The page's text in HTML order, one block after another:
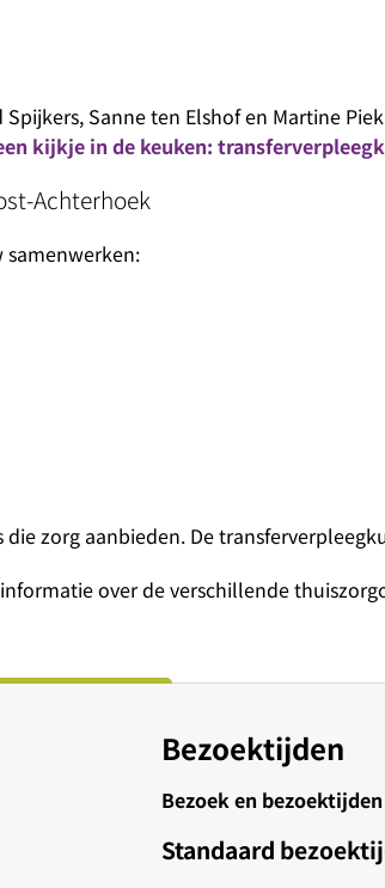
Sanne ten Elshof en Martine
kijkje in de keuken:
Achterhoek
samenwerken:
zorg aanbieden. De
over de verschillende
Bezoektijden
Bezoek en bezoektijden
Standaard